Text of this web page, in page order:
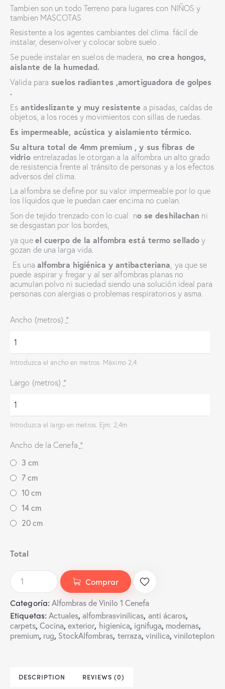
Tambien son un todo Terreno para lugares con NIÑOS y
tambien MASCOTAS
Resistente a los agentes cambiantes del clima. fácil de
instalar, desenvolver y colocar sobre suelo .
Se puede instalar en suelos de madera, no crea hongos,
aislante de la humedad.
Valida para suelos radiantes ,amortiguadora de golpes
.
Es antideslizante y muy resistente a pisadas, caídas de
objetos, a los roces y movimientos con sillas de ruedas.
Es impermeable, acústica y aislamiento térmico.
Su altura total de 4mm premium , y sus fibras de
vidrio entrelazadasle otorgan a la alfombra un alto grado
de resistencia frente al tránsito de personas y a los efectos
adversos del clima.
La alfombra se define por su valor impermeable por lo que
los líquidos que le puedan caer encima no cuelan.
Son de tejido trenzado con lo cual no se deshilachan ni
se desgastan por los bordes,
ya que el cuerpo de la alfombra está termo sellado y
gozan de una larga vida.
Es una alfombra higiénica y antibacteriana, ya que se
puede aspirar y fregar y al ser alfombras planas no
acumulan polvo ni suciedad siendo una solución ideal para
personas con alergias o problemas respiratorios y asma.
Ancho (metros) *
Introduzca el ancho en metros. Máximo 2,4
Largo (metros) *
Introduzca el largo en metros. Ejm: 2,4m
Ancho de la Cenefa *
3 cm
7 cm
10 cm
14 cm
20 cm
Total
Comprar
Categoría:Alfombras de Vinilo 1 Cenefa
Etiquetas:Actuales,alfombrasvinilicas, anti ácaros,
carpets,Cocina,exterior, higienica, ignifuga, modernas,
premium, rug, StockAlfombras, terraza, vinilica,viniloteplon
DESCRIPTION REVIEWS (0)